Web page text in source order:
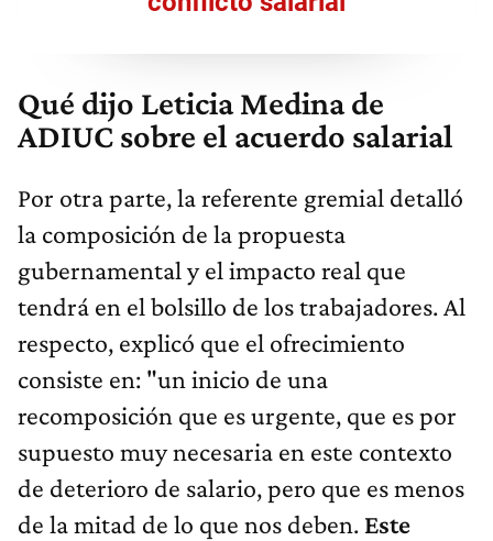
Qué dijo Leticia Medina de
ADIUC sobre el acuerdo salarial
Por otra parte, la referente gremial detalló
la composición de la propuesta
gubernamental y el impacto real que
tendrá en el bolsillo de los trabajadores. Al
respecto, explicó que el ofrecimiento
consiste en: "un inicio de una
recomposición que es urgente, que es por
supuesto muy necesaria en este contexto
de deterioro de salario, pero que es menos
de la mitad de lo que nos deben. Este